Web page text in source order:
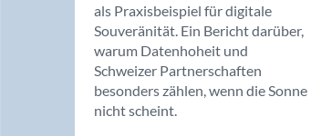
als Praxisbeispiel für digitale
Souveränität. Ein Bericht darüber,
warum Datenhoheit und
Schweizer Partnerschaften
besonders zählen, wenn die Sonne
nicht scheint.